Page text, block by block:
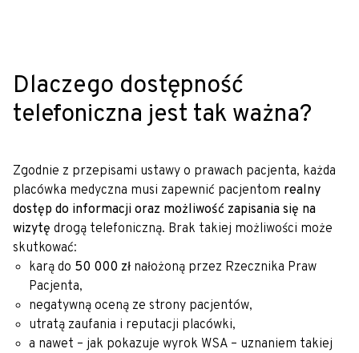
Dlaczego dostępność
telefoniczna jest tak ważna?
Zgodnie z przepisami ustawy o prawach pacjenta, każda
placówka medyczna musi zapewnić pacjentom realny
dostęp do informacji oraz możliwość zapisania się na
wizytę drogą telefoniczną. Brak takiej możliwości może
skutkować:
karą do 50 000 zł nałożoną przez Rzecznika Praw
Pacjenta,
negatywną oceną ze strony pacjentów,
utratą zaufania i reputacji placówki,
a nawet – jak pokazuje wyrok WSA – uznaniem takiej